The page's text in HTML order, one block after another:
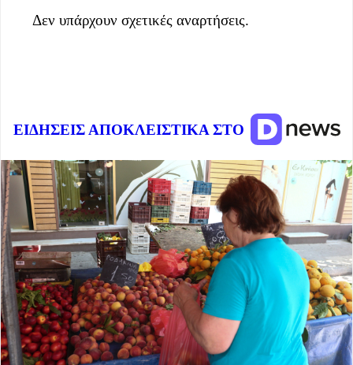
Δεν υπάρχουν σχετικές αναρτήσεις.
ΕΙΔΗΣΕΙΣ ΑΠΟΚΛΕΙΣΤΙΚΑ ΣΤΟ